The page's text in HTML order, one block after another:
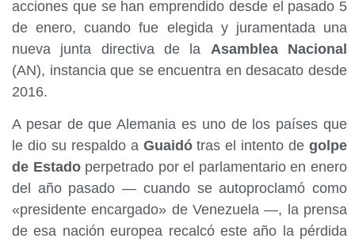
acciones que se han emprendido desde el pasado 5
de enero, cuando fue elegida y juramentada una
nueva junta directiva de la Asamblea Nacional
(AN), instancia que se encuentra en desacato desde
2016.
A pesar de que Alemania es uno de los países que
le dio su respaldo a Guaidótras el intento de golpe
de Estadoperpetrado por el parlamentario en enero
del año pasado — cuando se autoproclamó como
«presidente encargado» de Venezuela —, la prensa
de esa nación europea recalcó este año la pérdida